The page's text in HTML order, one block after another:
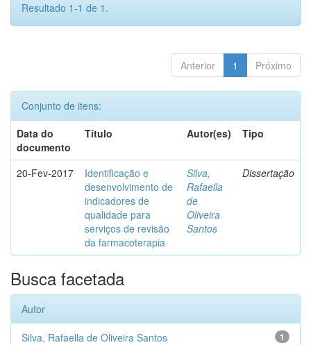
Resultado 1-1 de 1.
Anterior 1 Próximo
Conjunto de itens:
Data do
documento
Título Autor(es) Tipo
20-Fev-2017
Identificação e
desenvolvimento de
indicadores de
qualidade para
serviços de revisão
da farmacoterapia
Silva,
Rafaella
de
Oliveira
Santos
Dissertação
Busca facetada
Autor
1
Silva, Rafaella de Oliveira Santos